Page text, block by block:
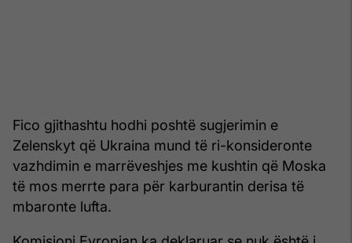
Fico gjithashtu hodhi poshtë sugjerimin e
Zelenskyt që Ukraina mund të ri-konsideronte
vazhdimin e marrëveshjes me kushtin që Moska
të mos merrte para për karburantin derisa të
mbaronte lufta.